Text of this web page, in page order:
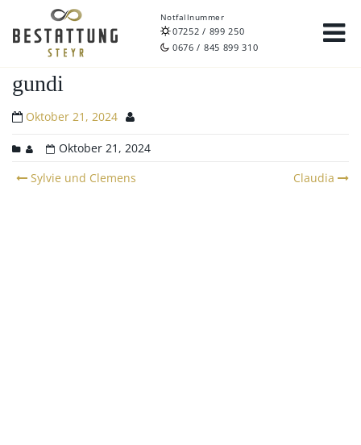
Notfallnummer
07252 / 899 250
0676 / 845 899 310
gundi
Oktober 21, 2024
Oktober 21, 2024
Post
Sylvie und Clemens Claudia